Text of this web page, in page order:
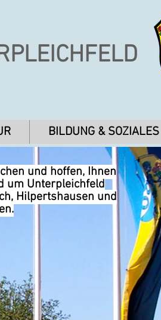
BILDUNG & SOZIALES
und hoffen, Ihnen
um Unterpleichfeld
Hilpertshausen und